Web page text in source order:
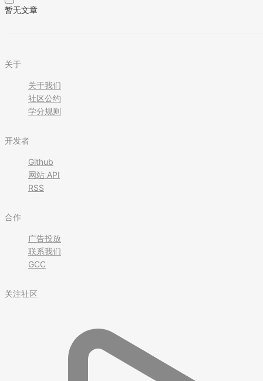
暂无文章
关于
关于我们
社区公约
学分规则
开发者
Github
网站 API
RSS
合作
广告投放
联系我们
GCC
关注社区